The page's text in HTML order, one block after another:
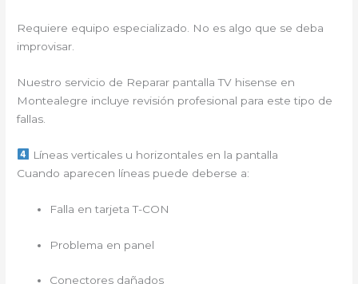
Requiere equipo especializado. No es algo que se deba
improvisar.
Nuestro servicio de Reparar pantalla TV hisense en
Montealegre incluye revisión profesional para este tipo de
fallas.
Líneas verticales u horizontales en la pantalla
Cuando aparecen líneas puede deberse a:
Falla en tarjeta T-CON
Problema en panel
Conectores dañados